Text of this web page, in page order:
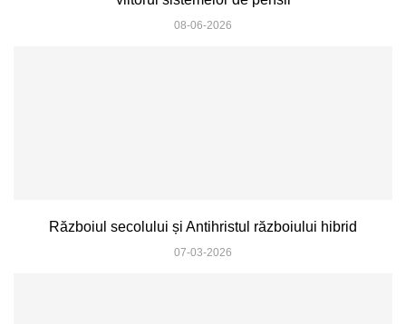
08-06-2026
Războiul secolului și Antihristul războiului hibrid
07-03-2026